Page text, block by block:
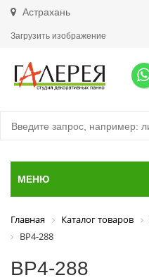
Астрахань
Загрузить изображение
МЕНЮ
Главная Каталог товаров
ВР4-288
ВР4-288